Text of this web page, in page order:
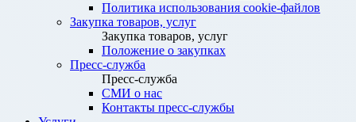
Политика использования cookie-файлов
Закупка товаров, услуг
Закупка товаров, услуг
Положение о закупках
Пресс-служба
Пресс-служба
СМИ о нас
Контакты пресс-службы